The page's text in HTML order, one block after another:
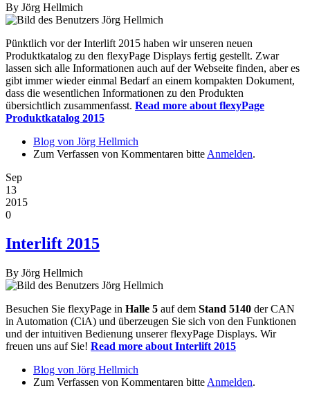
By Jörg Hellmich
Pünktlich vor der Interlift 2015 haben wir unseren neuen
Produktkatalog zu den flexyPage Displays fertig gestellt. Zwar
lassen sich alle Informationen auch auf der Webseite finden, aber es
gibt immer wieder einmal Bedarf an einem kompakten Dokument,
dass die wesentlichen Informationen zu den Produkten
übersichtlich zusammenfasst. Read more about flexyPage
Produktkatalog 2015
Blog von Jörg Hellmich
Zum Verfassen von Kommentaren bitte Anmelden.
Sep
13
2015
0
Interlift 2015
By Jörg Hellmich
Besuchen Sie flexyPage in Halle 5 auf dem Stand 5140 der CAN
in Automation (CiA) und überzeugen Sie sich von den Funktionen
und der intuitiven Bedienung unserer flexyPage Displays. Wir
freuen uns auf Sie! Read more about Interlift 2015
Blog von Jörg Hellmich
Zum Verfassen von Kommentaren bitte Anmelden.